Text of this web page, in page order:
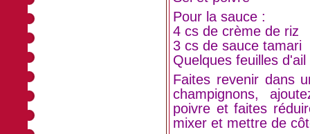
Pour la sauce :
4 cs de crème de riz
3 cs de sauce tamari
Quelques feuilles
Faites revenir dans
champignons,
poivre et faites
mixer et mettre de